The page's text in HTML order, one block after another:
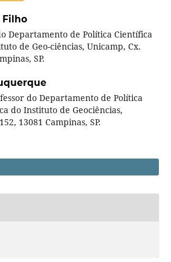
Filho
Departamento de Política Científica
de Geo-ciências, Unicamp, Cx.
SP.
do Departamento de Política
do Instituto de Geociências,
13081 Campinas, SP.